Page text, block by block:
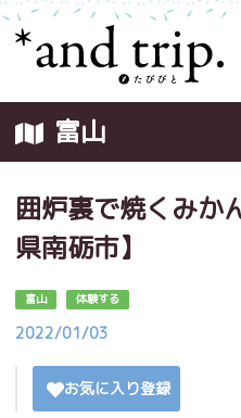
富山
囲炉裏で焼くみか
県南砺市】
富山 体験する
2022/01/03
お気に入り登録